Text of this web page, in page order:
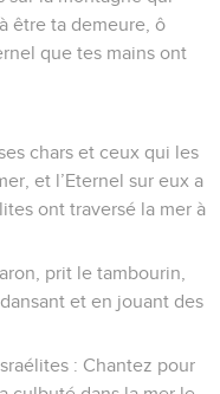
être ta demeure, ô
que tes mains ont
chars et ceux qui les
et l’Eternel sur eux a
ont traversé la mer à
prit le tambourin,
et en jouant des
: Chantez pour